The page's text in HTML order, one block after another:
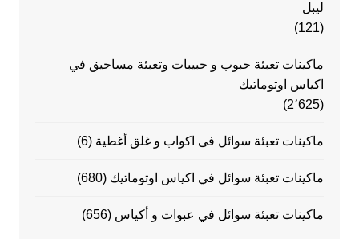
ليبل
(121)
ماكينات تعبئة حبوب و حبيبات وتعبئة مساحيق في
اكياس اوتوماتيك
(2٬625)
ماكينات تعبئة سوائل فى اكواب و غلق أغطية (6)
ماكينات تعبئة سوائل في اكياس اوتوماتيك (680)
ماكينات تعبئة سوائل في عبوات و أكياس (656)